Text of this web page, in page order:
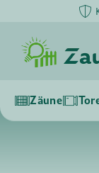
Zäune